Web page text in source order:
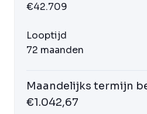
€42.709
Looptijd
72 maanden
Maandelijks termijn
€1.042,67